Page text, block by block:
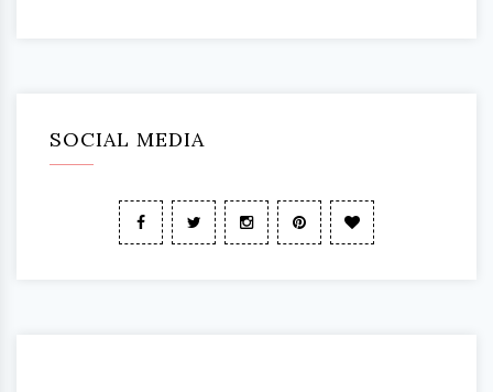
SOCIAL MEDIA